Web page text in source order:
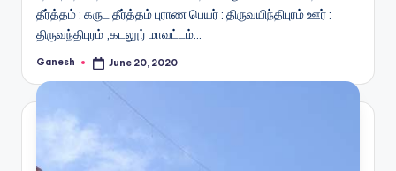
தீர்த்தம் : கருட தீர்த்தம் புராண பெயர் : திருவயிந்திபுரம் ஊர் :
திருவந்திபுரம் ,கடலூர் மாவட்டம்…
Posted
Ganesh June 20, 2020